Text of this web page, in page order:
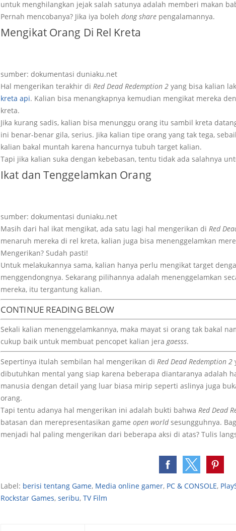
untuk menghilangkan jejak salah satunya adalah memberi makan
Pernah mencobanya? Jika iya boleh dong share pengalamannya.
Mengikat Orang Di Rel Kreta
sumber: dokumentasi duniaku.net
Hal mengerikan terakhir di Red Dead Redemption 2 yang bisa kalian
kreta api. Kalian bisa menangkapnya kemudian mengikat mereka
kreta.
Jika kurang sadis, kalian bisa menunggu orang itu sambil kreta
ini benar-benar gila, serius. Jika kalian tipe orang yang tak tega,
kalian bakal muntah karena hancurnya tubuh target kalian.
Tapi jika kalian suka dengan kebebasan, tentu tidak ada salahnya
Ikat dan Tenggelamkan Orang
sumber: dokumentasi duniaku.net
Masih dari hal ikat mengikat, ada satu lagi hal mengerikan di Red
menaruh mereka di rel kreta, kalian juga bisa menenggelamkan
Mengerikan? Sudah pasti!
Untuk melakukannya sama, kalian hanya perlu mengikat target
menggendongnya. Sekarang pilihannya adalah menenggelamkan
mereka, itu tergantung kalian.
CONTINUE READING BELOW
Sekali kalian menenggelamkannya, maka mayat si orang tak bakal
cukup baik untuk membuat pencopet kalian jeragaesss.
Sepertinya itulah sembilan hal mengerikan di Red Dead Redemption 2
dibutuhkan mental yang siap karena beberapa diantaranya adalah
manusia dengan detail yang luar biasa mirip seperti aslinya juga
orang.
Tapi tentu adanya hal mengerikan ini adalah bukti bahwa Red Dead
batasan dan merepresentasikan game open worldsesungguhnya.
menjadi hal paling mengerikan dari beberapa aksi di atas? Tulis
Label: berisi tentang Game, Media online gamer, PC & CONSOLE,
Rockstar Games, seribu, TV Film